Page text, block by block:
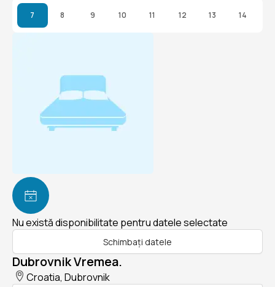
7 8 9 10 11 12 13 14
Nu există disponibilitate pentru datele selectate
Schimbați datele
Dubrovnik Vremea.
Croatia, Dubrovnik